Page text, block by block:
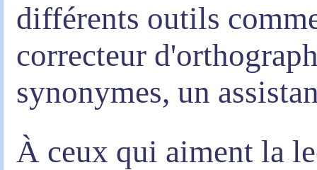
différents outils
correcteur
synonymes, un
À ceux qui aiment la